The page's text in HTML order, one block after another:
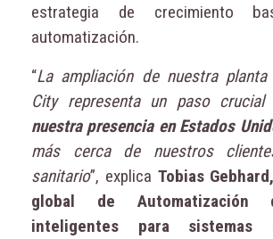
estrategia de crecimiento
automatización.
“La ampliación de nuestra
City representa un paso
nuestra presencia en Estados
más cerca de nuestros
sanitario”, explica Tobias
global de Automatización
inteligentes para sistemas